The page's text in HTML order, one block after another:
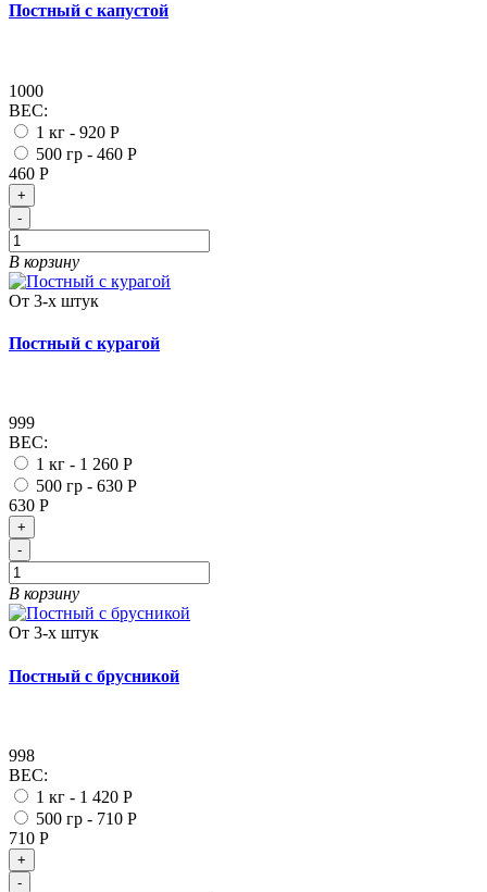
Постный с капустой
1000
ВЕС:
1 кг - 920 Р
500 гр - 460 Р
460 Р
+
-
В корзину
От 3-х штук
Постный с курагой
999
ВЕС:
1 кг - 1 260 Р
500 гр - 630 Р
630 Р
+
-
В корзину
От 3-х штук
Постный с брусникой
998
ВЕС:
1 кг - 1 420 Р
500 гр - 710 Р
710 Р
+
-